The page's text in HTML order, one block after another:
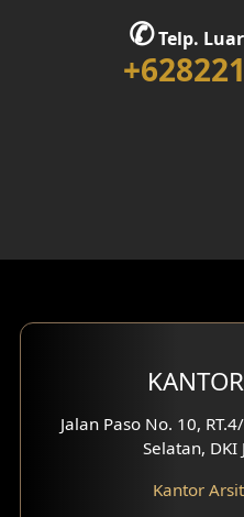
Desain Rumah 2
Eksterior Tampak
Desain Eksterior
Desain Eksterior
✆Telp.
Jalan Paso No. 10,
Selatan, DKI
Kantor